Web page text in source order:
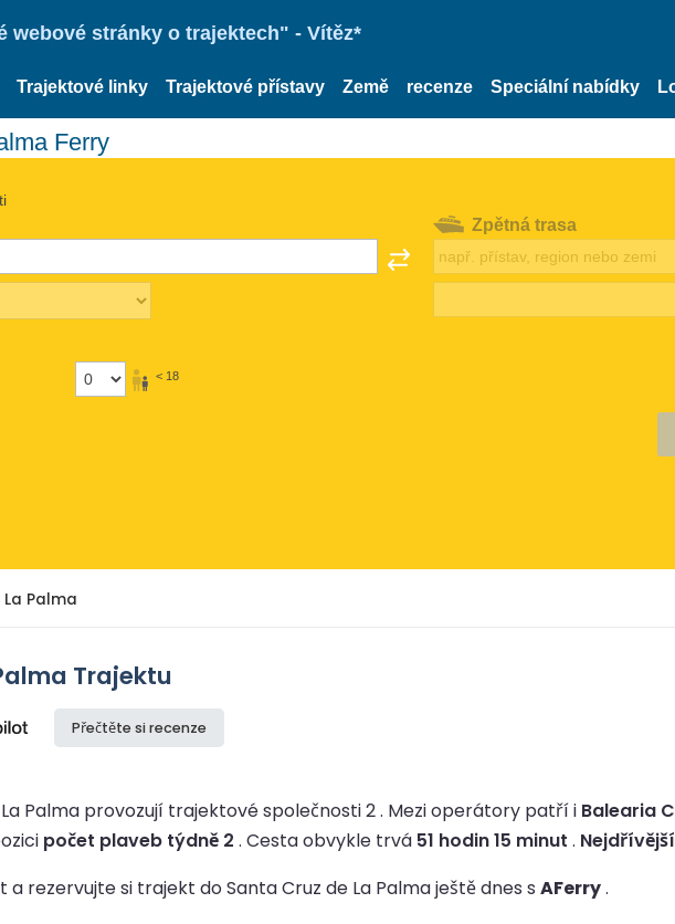
webové stránky o trajektech" - Vítěz*
Trajektové linky Trajektové přístavy Země recenze Speciální nabídky
Ferry
< 18
Zpětná trasa
Palma
Trajektu
Přečtěte si recenze
Palma provozují trajektové společnosti 2 . Mezi operátory patří i Balearia
počet plaveb týdně 2 . Cesta obvykle trvá 51 hodin 15 minut .
rezervujte si trajekt do Santa Cruz de La Palma ještě dnes s AFerry.